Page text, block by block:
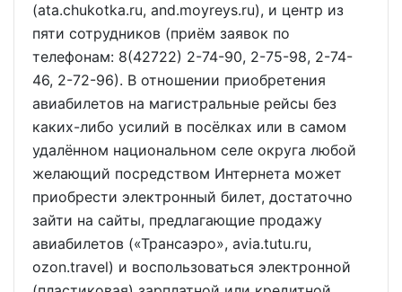
(ata.chukotka.ru, and.moyreys.ru), и центр из
пяти сотрудников (приём заявок по
телефонам: 8(42722) 2-74-90, 2-75-98, 2-74-
46, 2-72-96). В отношении приобретения
авиабилетов на магистральные рейсы без
каких-либо усилий в посёлках или в самом
удалённом национальном селе округа любой
желающий посредством Интернета может
приобрести электронный билет, достаточно
зайти на сайты, предлагающие продажу
авиабилетов («Трансаэро», avia.tutu.ru,
ozon.travel) и воспользоваться электронной